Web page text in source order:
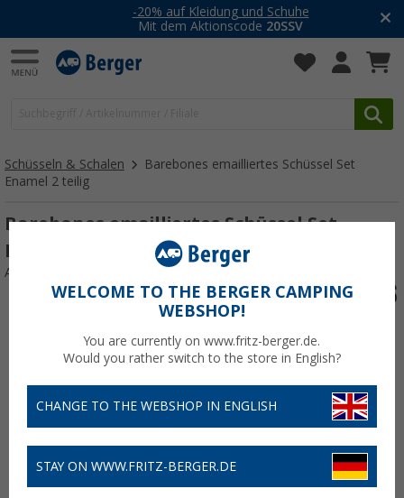
-20% auf Kleidung und Schuhe
Mit dem Aktionscode20SSV
Schüsseln & Schalen
Barebones emailliertes Schüssel Set
Enamel 2 teilig
Barebones emailliertes Schüssel Set
Enamel 2 teilig egg shell
Art.-Nr.: 263366
WELCOME TO THE BERGER CAMPING
WEBSHOP!
You are currently on www.fritz-berger.de.
Would you rather switch to the store in English?
CHANGE TO THE WEBSHOP IN ENGLISH
STAY ON WWW.FRITZ-BERGER.DE